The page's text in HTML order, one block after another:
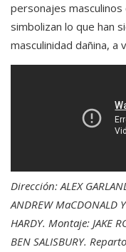
personajes
simbolizan lo que han
masculinidad dañina, a
Dirección: ALEX
ANDREW MaCDONALD
HARDY. Montaje: JAKE
BEN SALISBURY.